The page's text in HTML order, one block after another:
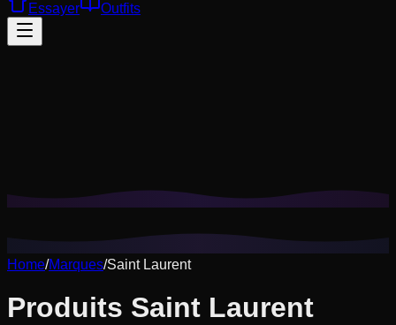
Essayer
Outfits
Home/Marques/Saint Laurent
Produits Saint Laurent